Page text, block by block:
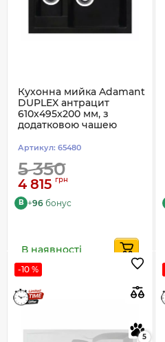
Кухонна мийка Adamant
DUPLEX антрацит
610x495x200 мм, з
додатковою чашею
Артикул: 65480
5 350
4 815 грн
B +96 бонус
В наявності
-10 %
5